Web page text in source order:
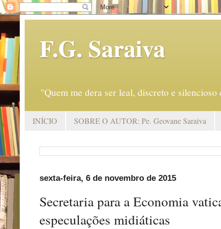
F.G. Saraiva
"Quem me dera ser leal, discreto e
INÍCIO SOBRE O AUTOR: Pe. Geovane Saraiva
sexta-feira, 6 de novembro de 2015
Secretaria para a Economia
especulações midiáticas